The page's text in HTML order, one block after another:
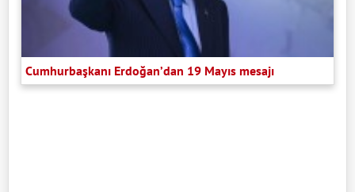
Cumhurbaşkanı Erdoğan’dan 19 Mayıs mesajı